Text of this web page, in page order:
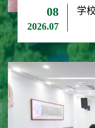
08
2026.07
学